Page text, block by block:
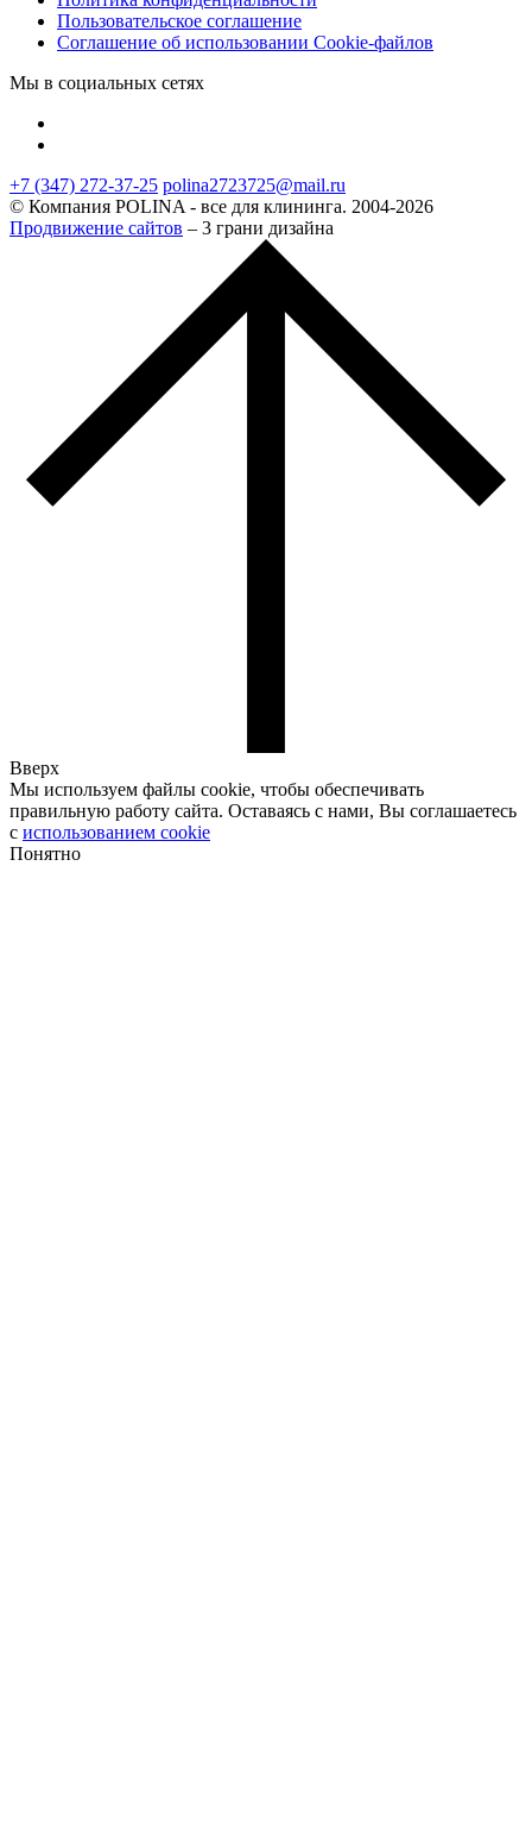
Пользовательское соглашение
Соглашение об использовании Cookie-файлов
Мы в социальных сетях
+7 (347) 272-37-25 polina2723725@mail.ru
© Компания POLINA - все для клининга. 2004-2026
Продвижение сайтов – 3 грани дизайна
Вверх
Мы используем файлы cookie, чтобы обеспечивать
правильную работу сайта. Оставаясь с нами, Вы соглашаетесь
с использованием cookie
Понятно